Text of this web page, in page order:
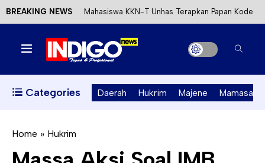
BREAKING NEWS Mahasiswa KKN-T Unhas Terapkan Papan Kode
Etik Wisata di Pantai Lawere Desa Lotang Salo
Satu DPO Pengeroyokan SPBU Tapalang
Ditangkap, Satu Lagi Kabur ke Kalimantan
Kecewa Kapolresta Absen, APPK Mamuju
Categories Daerah Hukrim Majene Mamasa
Home » Hukrim